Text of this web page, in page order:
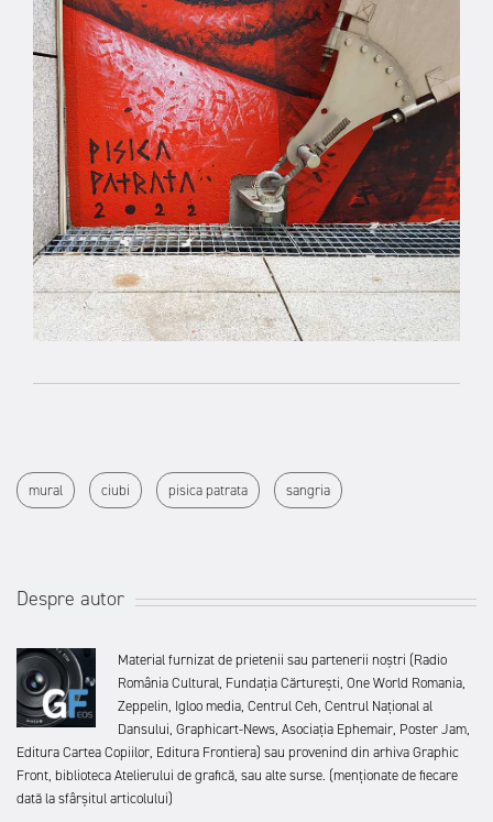
mural ciubi pisica patrata sangria
Despre autor
Material furnizat de prietenii sau partenerii noștri (Radio
România Cultural, Fundația Cărturești, One World Romania,
Zeppelin, Igloo media, Centrul Ceh, Centrul Național al
Dansului, Graphicart-News, Asociația Ephemair, Poster Jam,
Editura Cartea Copiilor, Editura Frontiera) sau provenind din arhiva Graphic
Front, biblioteca Atelierului de grafică, sau alte surse. (menționate de fiecare
dată la sfârșitul articolului)